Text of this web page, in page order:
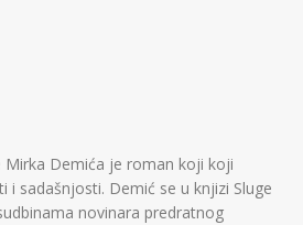
Mirka Demića je roman koji koji
i sadašnjosti. Demić se u knjizi Sluge
novinara predratnog